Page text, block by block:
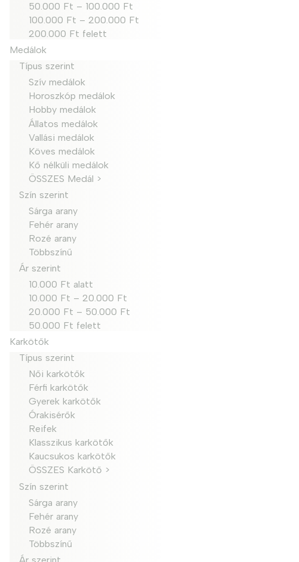
50.000 Ft – 100.000 Ft
100.000 Ft – 200.000 Ft
200.000 Ft felett
Medálok
Típus szerint
Szív medálok
Horoszkóp medálok
Hobby medálok
Állatos medálok
Vallási medálok
Köves medálok
Kő nélküli medálok
ÖSSZES Medál >
Szín szerint
Sárga arany
Fehér arany
Rozé arany
Többszínű
Ár szerint
10.000 Ft alatt
10.000 Ft – 20.000 Ft
20.000 Ft – 50.000 Ft
50.000 Ft felett
Karkötők
Típus szerint
Női karkötők
Férfi karkötők
Gyerek karkötők
Órakisérők
Reifek
Klasszikus karkötők
Kaucsukos karkötők
ÖSSZES Karkötő >
Szín szerint
Sárga arany
Fehér arany
Rozé arany
Többszínű